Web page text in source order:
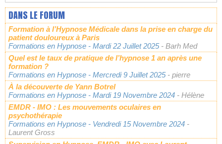
DANS LE FORUM
Formation à l’Hypnose Médicale dans la prise en charge du
patient douloureux à Paris
Formations en Hypnose - Mardi 22 Juillet 2025 - Barh Med
Quel est le taux de pratique de l’hypnose 1 an après une
formation ?
Formations en Hypnose - Mercredi 9 Juillet 2025 - pierre
À la découverte de Yann Botrel
Formations en Hypnose - Mardi 19 Novembre 2024 - Hélène
EMDR - IMO : Les mouvements oculaires en
psychothérapie
Formations en Hypnose - Vendredi 15 Novembre 2024 -
Laurent Gross